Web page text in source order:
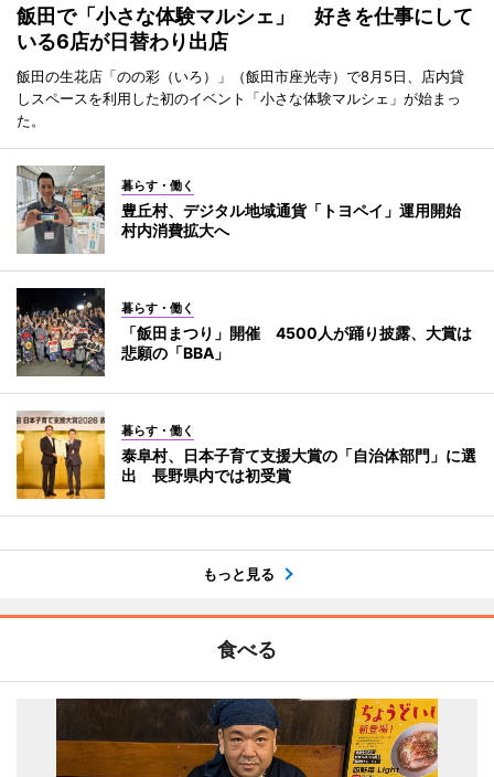
飯田で「小さな体験マルシェ」 好きを仕事にして
いる6店が日替わり出店
飯田の生花店「のの彩（いろ）」（飯田市座光寺）で8月5日、店内貸
しスペースを利用した初のイベント「小さな体験マルシェ」が始まっ
た。
暮らす・働く
豊丘村、デジタル地域通貨「トヨペイ」運用開始
村内消費拡大へ
暮らす・働く
「飯田まつり」開催 4500人が踊り披露、大賞は
悲願の「BBA」
暮らす・働く
泰阜村、日本子育て支援大賞の「自治体部門」に選
出 長野県内では初受賞
もっと見る
食べる